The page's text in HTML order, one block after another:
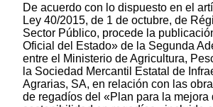
De acuerdo con lo dispuesto en el
Ley 40/2015, de 1 de octubre, de
Sector Público, procede la
Oficial del Estado» de la Segunda
entre el Ministerio de Agricultura,
la Sociedad Mercantil Estatal de
Agrarias, SA, en relación con las
de regadíos del «Plan para la mejora